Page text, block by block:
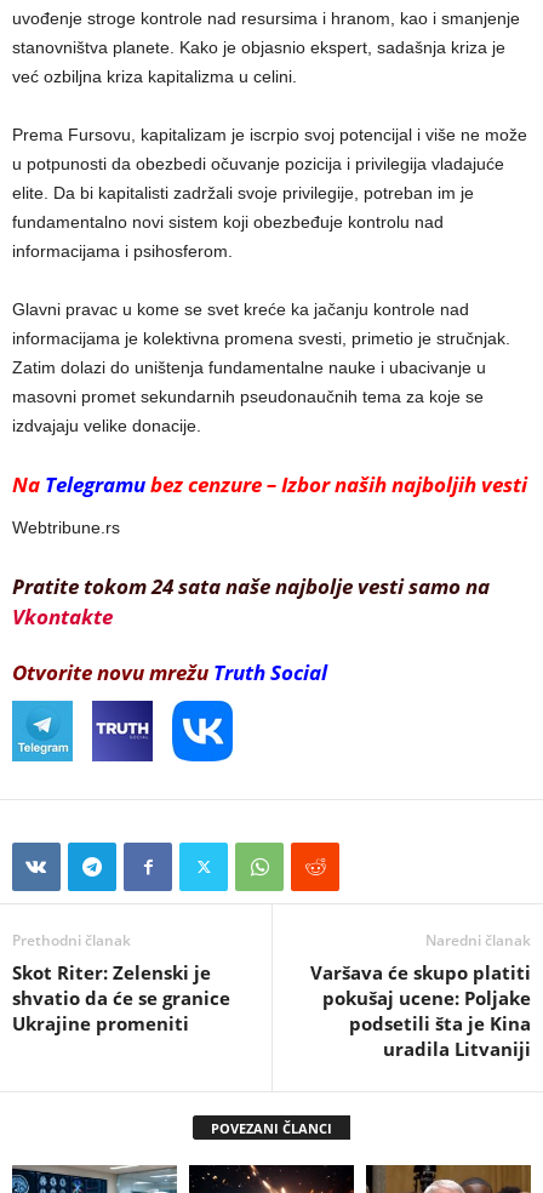
uvođenje stroge kontrole nad resursima i hranom, kao i smanjenje
stanovništva planete. Kako je objasnio ekspert, sadašnja kriza je
već ozbiljna kriza kapitalizma u celini.
Prema Fursovu, kapitalizam je iscrpio svoj potencijal i više ne može
u potpunosti da obezbedi očuvanje pozicija i privilegija vladajuće
elite. Da bi kapitalisti zadržali svoje privilegije, potreban im je
fundamentalno novi sistem koji obezbeđuje kontrolu nad
informacijama i psihosferom.
Glavni pravac u kome se svet kreće ka jačanju kontrole nad
informacijama je kolektivna promena svesti, primetio je stručnjak.
Zatim dolazi do uništenja fundamentalne nauke i ubacivanje u
masovni promet sekundarnih pseudonaučnih tema za koje se
izdvajaju velike donacije.
Na Telegramubez cenzure – Izbor naših najboljih vesti
Webtribune.rs
Pratite tokom 24 sata naše najbolje vesti samo na
Vkontakte
Otvorite novu mrežu Truth Social
Prethodni članak
Skot Riter: Zelenski je
shvatio da će se granice
Ukrajine promeniti
Naredni članak
Varšava će skupo platiti
pokušaj ucene: Poljake
podsetili šta je Kina
uradila Litvaniji
POVEZANI ČLANCI